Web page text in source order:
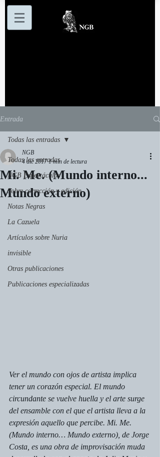
Entrada
Todas las entradas
NGB Espectáculos
Sobre corrección y edición
Notas Negras
La Cazuela
Artículos sobre Nuria
invisible
Otras publicaciones
Publicaciones especializadas
Todas las entradas
Mi. Me. (Mundo interno...
Mundo externo)
NGB
4 dic 2017 1 min de lectura
Ver el mundo con ojos de artista implica
tener un corazón especial. El mundo
circundante se vuelve huella y el arte surge
del ensamble con el que el artista lleva a la
expresión aquello que percibe. Mi. Me.
(Mundo interno… Mundo externo) , de Jorge
Costa, es una obra de improvisación muda